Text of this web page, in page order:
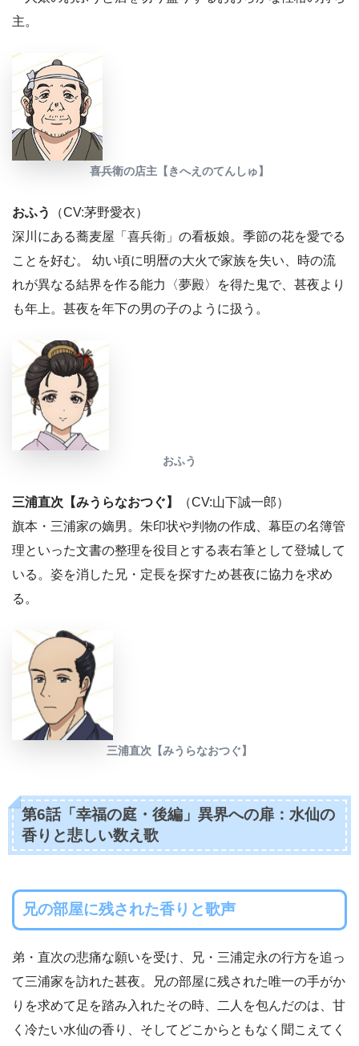
主。
喜兵衛の店主【きへえのてんしゅ】
おふう
（CV:茅野愛衣）
深川にある蕎麦屋「喜兵衛」の看板娘。季節の花を愛でる
ことを好む。 幼い頃に明暦の大火で家族を失い、時の流
れが異なる結界を作る能力〈夢殿〉を得た鬼で、甚夜より
も年上。甚夜を年下の男の子のように扱う。
おふう
三浦直次【みうらなおつぐ】
（CV:山下誠一郎）
旗本・三浦家の嫡男。朱印状や判物の作成、幕臣の名簿管
理といった文書の整理を役目とする表右筆として登城して
いる。姿を消した兄・定長を探すため甚夜に協力を求め
る。
三浦直次【みうらなおつぐ】
第6話「幸福の庭・後編」異界への扉：水仙の
香りと悲しい数え歌
兄の部屋に残された香りと歌声
弟・直次の悲痛な願いを受け、兄・三浦定永の行方を追っ
て三浦家を訪れた甚夜。兄の部屋に残された唯一の手がか
りを求めて足を踏み入れたその時、二人を包んだのは、甘
く冷たい水仙の香り、そしてどこからともなく聞こえてく